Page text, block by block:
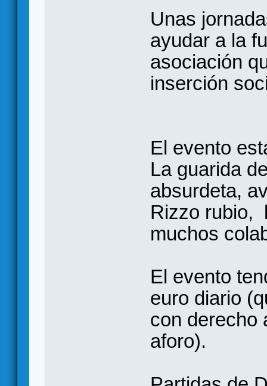
Unas
ayudar a la
asociación
inserción
El evento
La guarida
absurdeta,
Rizzo rubio,
muchos
El evento
euro diario
con derecho
aforo).